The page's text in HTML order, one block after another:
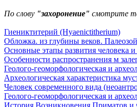
По слову "захоронение" смотрите
Гиениктитерий (Hyaenictitherium)
Обложка. из глубины веков.
Основные этапы развития человека
Особенности распространения м
Геолого-геоморфологическая и
Археологическая характеристика
Человек современного вида
Геолого-геоморфологическая и
История Возникновения Приматов и